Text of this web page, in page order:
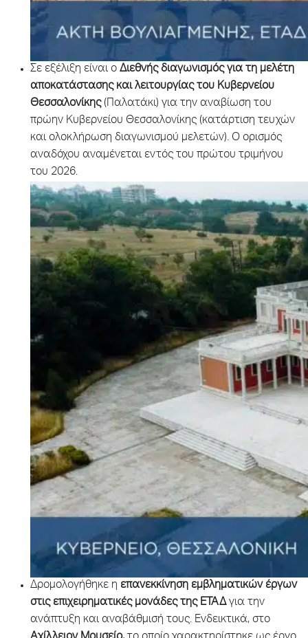
Σε εξέλιξη είναι ο Διεθνής διαγωνισμός για τη μελέτη
αποκατάστασης και λειτουργίας του Κυβερνείου
Θεσσαλονίκης (Παλατάκι) για την αναβίωση του
πρώην Κυβερνείου Θεσσαλονίκης (κατάρτιση τευχών
και ολοκλήρωση διαγωνισμού μελετών). Ο ορισμός
αναδόχου αναμένεται εντός του πρώτου τριμήνου
του 2026.
Δρομολογήθηκε η επανεκκίνηση εμβληματικών έργων
στις επιχειρηματικές μονάδες της ΕΤΑΔγια την
ανάπτυξη και αναβάθμισή τους. Ενδεικτικά, στο